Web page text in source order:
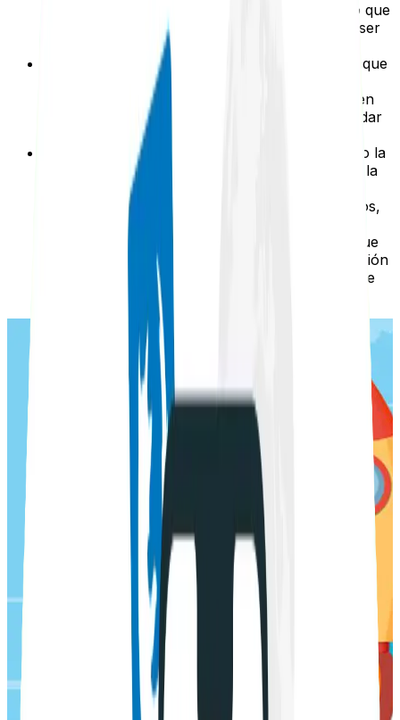
limitada a las bibliotecas de AMP HTML, por lo que
no se pueden incluir scripts externos o deben ser
El proyecto utiliza su propio CDN de caché, lo que
permite que este servidor recupere las páginas
AMP, verifique su correcta implementación y, en
caso positivo, almacene la respuesta para brindar
una experiencia óptima al usuario.
Es posible tener tanto la versión “normal” como la
versión AMP para cualquier página. La URL de la
versión AMP será diferente, dependiendo de la
implementación, pero en la mayoría de los casos,
se agrega “amp” en algún lugar de la URL. No
habrá conflictos de
, ya que
la URL canónica de la versión AMP será la versión
normal y así será reconocida por los motores de